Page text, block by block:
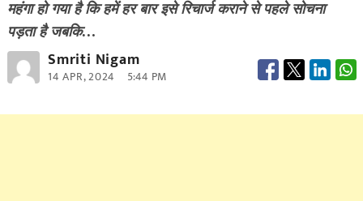
महंगा हो गया है कि हमें हर बार इसे रिचार्ज कराने से पहले सोचना
पड़ता है जबकि…
Smriti Nigam
14 APR, 2024 5:44 PM